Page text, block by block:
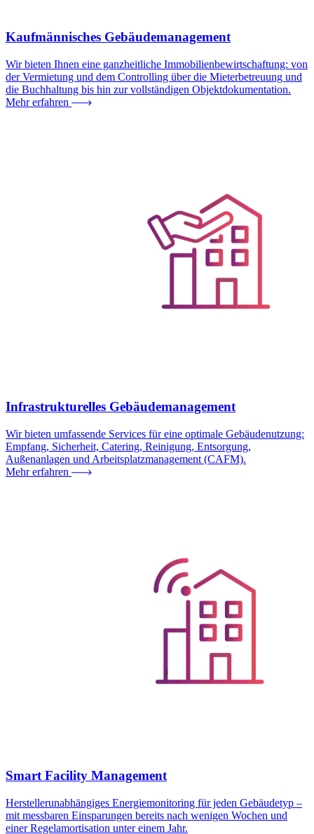
Kaufmännisches Gebäudemanagement
Wir bieten Ihnen eine ganzheitliche Immobilienbewirtschaftung: von
der Vermietung und dem Controlling über die Mieterbetreuung und
die Buchhaltung bis hin zur vollständigen Objektdokumentation.
Mehr erfahren
Infrastrukturelles Gebäudemanagement
Wir bieten umfassende Services für eine optimale Gebäudenutzung:
Empfang, Sicherheit, Catering, Reinigung, Entsorgung,
Außenanlagen und Arbeitsplatzmanagement (CAFM).
Mehr erfahren
Smart Facility Management
Herstellerunabhängiges Energiemonitoring für jeden Gebäudetyp –
mit messbaren Einsparungen bereits nach wenigen Wochen und
einer Regelamortisation unter einem Jahr.